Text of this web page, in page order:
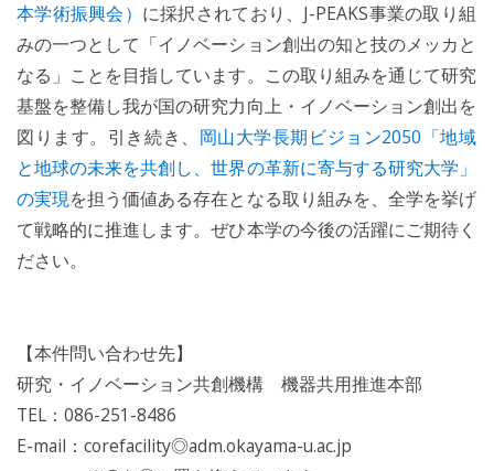
本学術振興会） に採択されており、J-PEAKS事業の取り組
みの一つとして「イノベーション創出の知と技のメッカと
なる」ことを目指しています。この取り組みを通じて研究
基盤を整備し我が国の研究力向上・イノベーション創出を
図ります。引き続き、 岡山大学長期ビジョン2050「地域
と地球の未来を共創し、世界の革新に寄与する研究大学」
の実現を担う価値ある存在となる取り組みを、全学を挙げ
て戦略的に推進します。ぜひ本学の今後の活躍にご期待く
ださい。
【本件問い合わせ先】
研究・イノベーション共創機構 機器共用推進本部
TEL：086-251-8486
E-mail：corefacility◎adm.okayama-u.ac.jp